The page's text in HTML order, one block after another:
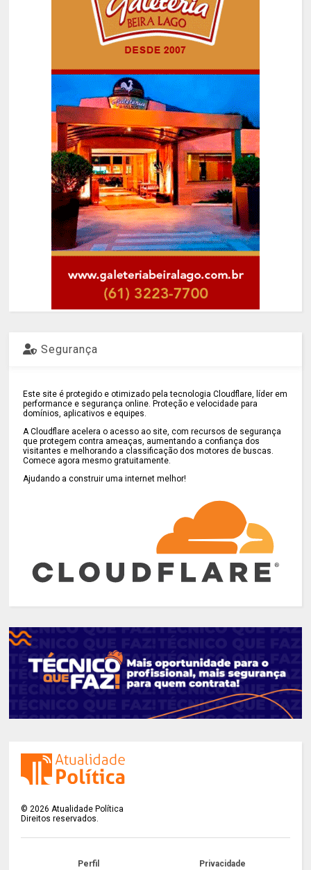
Segurança
Este site é protegido e otimizado pela tecnologia Cloudflare, líder em
performance e segurança online. Proteção e velocidade para
domínios, aplicativos e equipes.
A Cloudflare acelera o acesso ao site, com recursos de segurança
que protegem contra ameaças, aumentando a confiança dos
visitantes e melhorando a classificação dos motores de buscas.
Comece agora mesmo gratuitamente.
Ajudando a construir uma internet melhor!
©2026 Atualidade Política
Direitos reservados.
Perfil Privacidade